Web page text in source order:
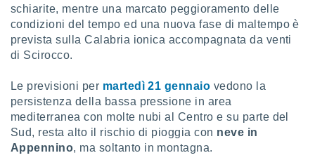
schiarite, mentre una marcato peggioramento delle
condizioni del tempo ed una nuova fase di maltempo è
prevista sulla Calabria ionica accompagnata da venti
di Scirocco.
Le previsioni per martedì 21 gennaio vedono la
persistenza della bassa pressione in area
mediterranea con molte nubi al Centro e su parte del
Sud, resta alto il rischio di pioggia con neve in
Appennino, ma soltanto in montagna.